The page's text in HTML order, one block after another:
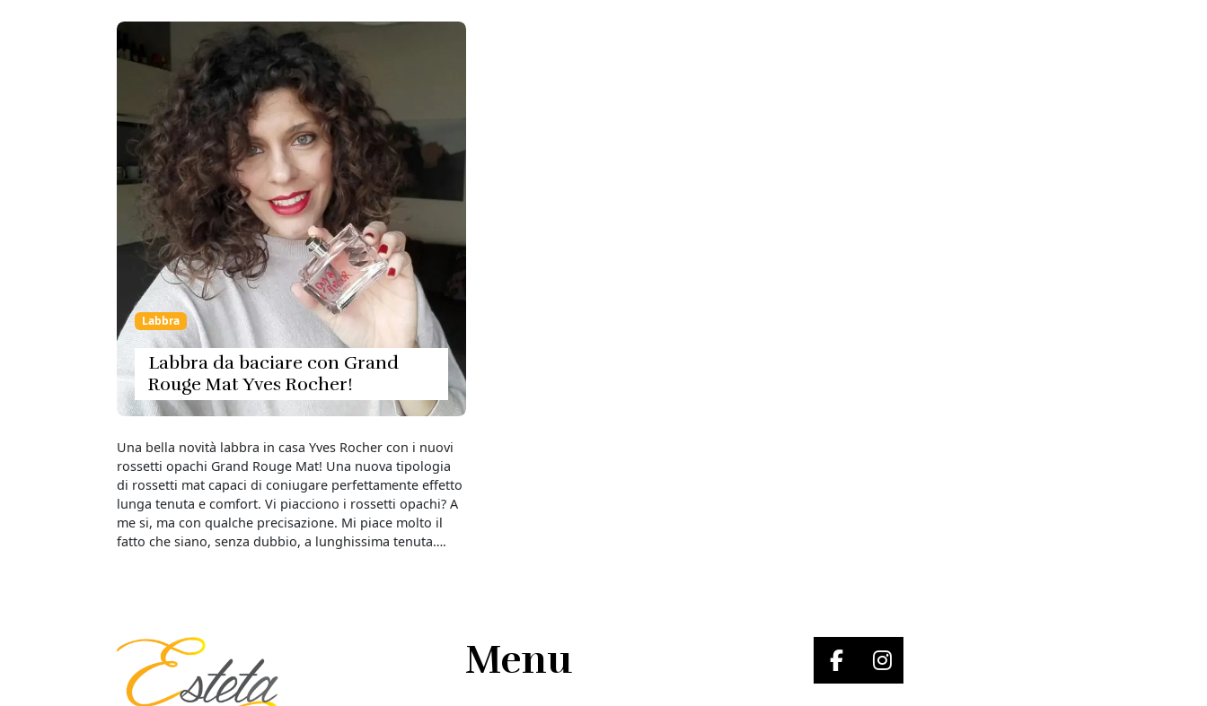
Labbra
Labbra da baciare con Grand
Rouge Mat Yves Rocher!
Una bella novità labbra in casa Yves Rocher con i nuovi
rossetti opachi Grand Rouge Mat! Una nuova tipologia
di rossetti mat capaci di coniugare perfettamente effetto
lunga tenuta e comfort. Vi piacciono i rossetti opachi? A
me si, ma con qualche precisazione. Mi piace molto il
fatto che siano, senza dubbio, a lunghissima tenuta….
Menu